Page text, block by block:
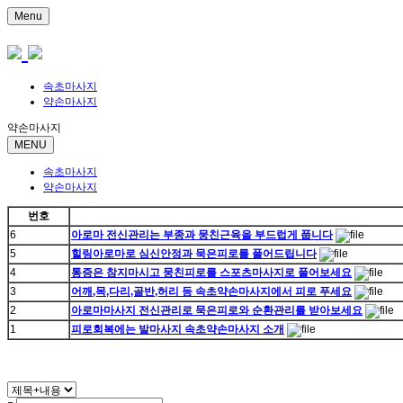
Menu
속초마사지
약손마사지
약손마사지
MENU
속초마사지
약손마사지
번호
6
아로마 전신관리는 부종과 뭉친근육을 부드럽게 풉니다
5
힐링아로마로 심신안정과 묵은피로를 풀어드립니다
4
통증은 참지마시고 뭉친피로를 스포츠마사지로 풀어보세요
3
어깨,목,다리,골반,허리 등 속초약손마사지에서 피로 푸세요
2
아로마마사지 전신관리로 묵은피로와 순환관리를 받아보세요
1
피로회복에는 발마사지 속초약손마사지 소개